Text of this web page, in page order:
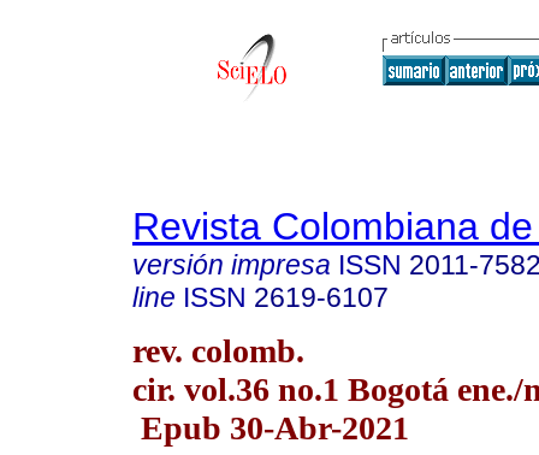
Revista Colombiana
versión impresa ISSN 2011-
line ISSN 2619-6107
rev. colomb.
cir. vol.36 no.1 Bogotá ene./
Epub 30-Abr-2021